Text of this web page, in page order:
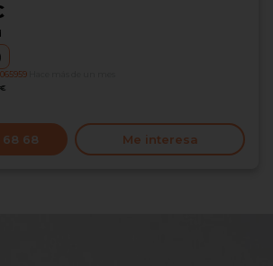
68 68 Me interesa